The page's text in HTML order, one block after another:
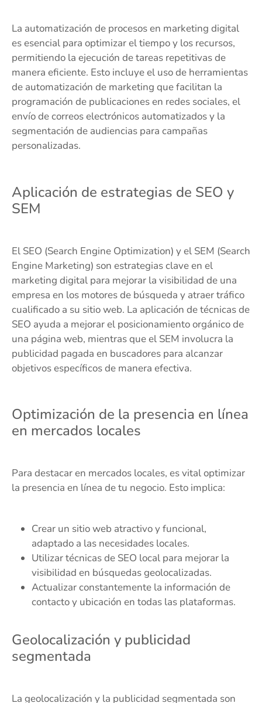
La automatización de procesos en marketing digital
es esencial para optimizar el tiempo y los recursos,
permitiendo la ejecución de tareas repetitivas de
manera eficiente. Esto incluye el uso de herramientas
de automatización de marketing que facilitan la
programación de publicaciones en redes sociales, el
envío de correos electrónicos automatizados y la
segmentación de audiencias para campañas
personalizadas.
Aplicación de estrategias de SEO y
SEM
El SEO (Search Engine Optimization) y el SEM (Search
Engine Marketing) son estrategias clave en el
marketing digital para mejorar la visibilidad de una
empresa en los motores de búsqueda y atraer tráfico
cualificado a su sitio web. La aplicación de técnicas de
SEO ayuda a mejorar el posicionamiento orgánico de
una página web, mientras que el SEM involucra la
publicidad pagada en buscadores para alcanzar
objetivos específicos de manera efectiva.
Optimización de la presencia en línea
en mercados locales
Para destacar en mercados locales, es vital optimizar
la presencia en línea de tu negocio. Esto implica:
Crear un sitio web atractivo y funcional,
adaptado a las necesidades locales.
Utilizar técnicas de SEO local para mejorar la
visibilidad en búsquedas geolocalizadas.
Actualizar constantemente la información de
contacto y ubicación en todas las plataformas.
Geolocalización y publicidad
segmentada
La geolocalización y la publicidad segmentada son